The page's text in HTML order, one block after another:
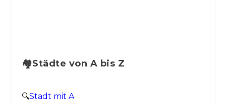
🏘️Städte von A bis Z
🔍Stadt mit A